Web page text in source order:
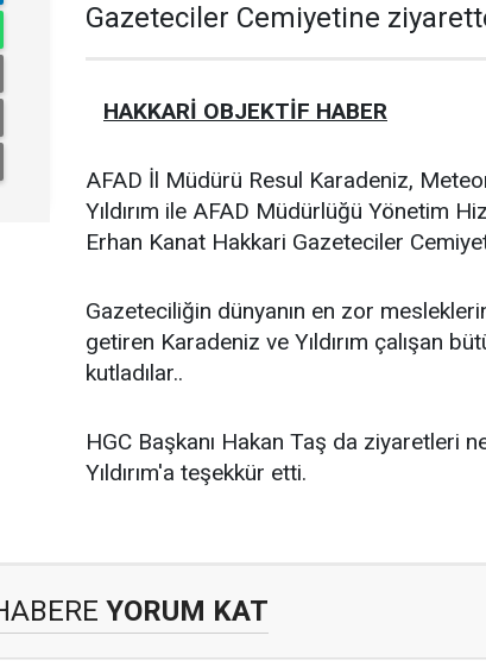
Gazeteciler Cemiyetine
HAKKARİ OBJEKTİF HABER
AFAD İl Müdürü Resul Karadeniz,
Yıldırım ile AFAD Müdürlüğü Yönetim
Erhan Kanat Hakkari Gazeteciler
Gazeteciliğin dünyanın en zor
getiren Karadeniz ve Yıldırım çalışan
kutladılar..
HGC Başkanı Hakan Taş da ziyaretleri
Yıldırım'a teşekkür etti.
YORUM KAT